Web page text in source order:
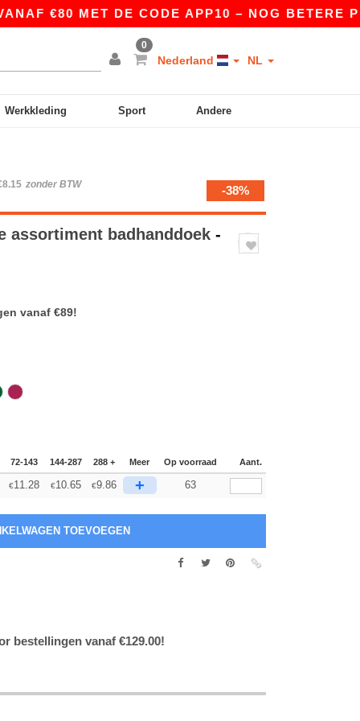
MET DE CODE APP10 – NOG BETERE
0
Nederland NL
Werkkleding Sport Andere
zonder BTW
-38%
assortiment badhanddoek -
vanaf €89!
72-143 144-287 288 + Meer Op voorraad Aant.
€11.28 €10.65 €9.86 + 63
bestellingen vanaf €129.00!